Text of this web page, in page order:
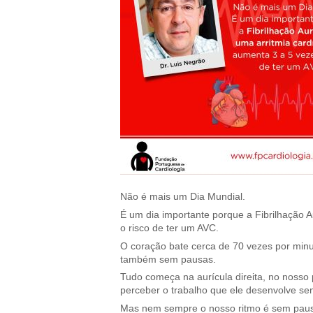
Não é mais um Dia Mundial.
É um dia importante porque a Fibrilhação
o risco de ter um AVC.
O coração bate cerca de 70 vezes por
também sem pausas.
Tudo começa na aurícula direita, no
perceber o trabalho que ele desenvolve
Mas nem sempre o nosso ritmo é sem